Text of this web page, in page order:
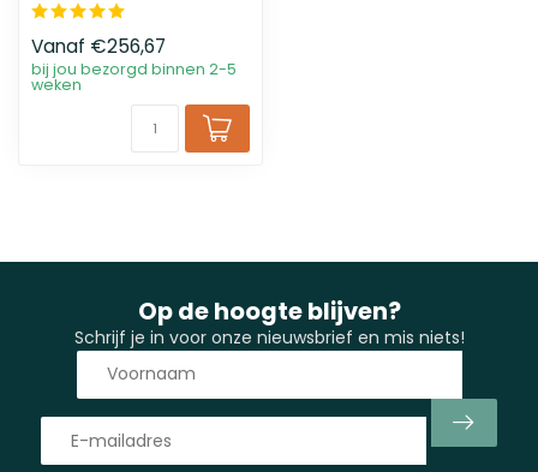
Vanaf €256,67
bij jou bezorgd binnen 2-5
weken
Op de hoogte blijven?
Schrijf je in voor onze nieuwsbrief en mis niets!